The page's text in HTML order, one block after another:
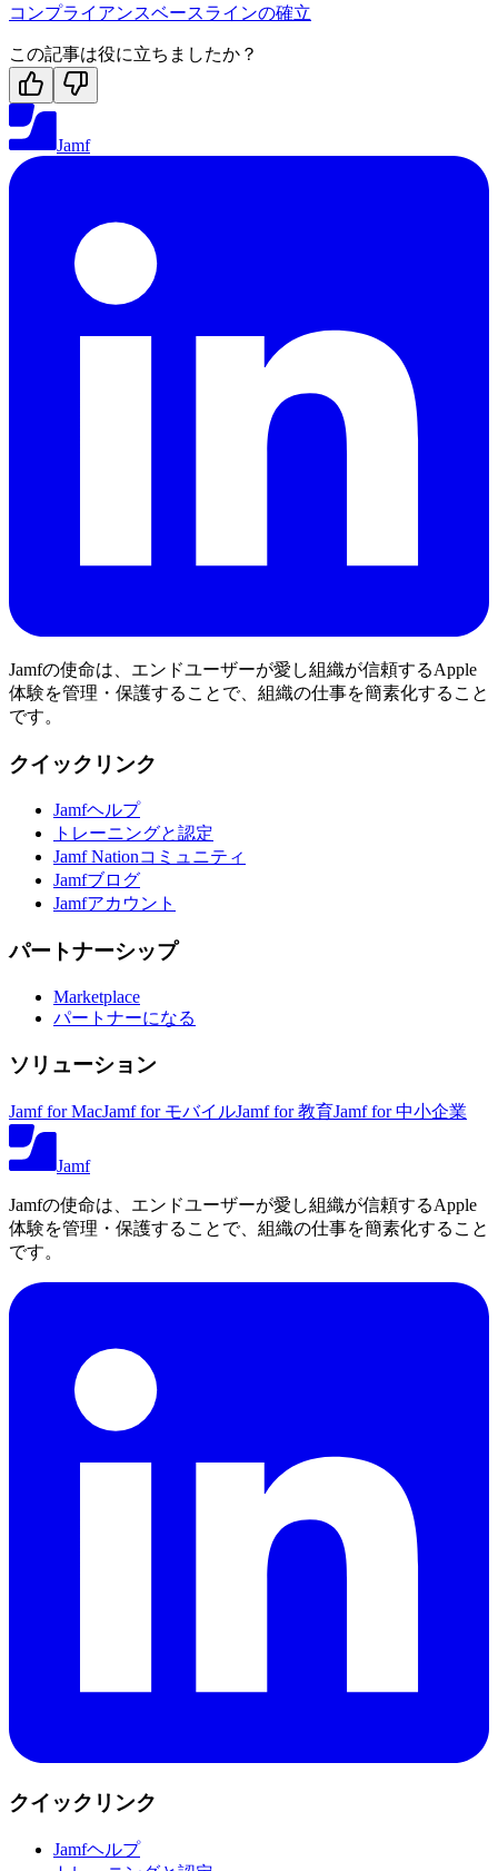
コンプライアンスベースラインの確立
この記事は役に立ちましたか？
Jamf
Jamfの使命は、エンドユーザーが愛し組織が信頼するApple
体験を管理・保護することで、組織の仕事を簡素化すること
です。
クイックリンク
Jamfヘルプ
トレーニングと認定
Jamf Nationコミュニティ
Jamfブログ
Jamfアカウント
パートナーシップ
Marketplace
パートナーになる
ソリューション
Jamf for MacJamf for モバイルJamf for 教育Jamf for 中小企業
Jamf
Jamfの使命は、エンドユーザーが愛し組織が信頼するApple
体験を管理・保護することで、組織の仕事を簡素化すること
です。
クイックリンク
Jamfヘルプ